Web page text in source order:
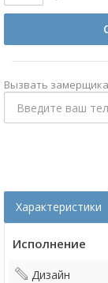
Вызвать
Характеристики
Исполнение
Дизайн